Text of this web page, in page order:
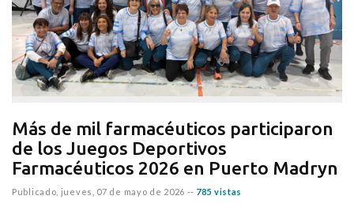
Más de mil farmacéuticos participaron
de los Juegos Deportivos
Farmacéuticos 2026 en Puerto Madryn
Publicado, jueves, 07 de mayo de 2026 -- 785 vistas